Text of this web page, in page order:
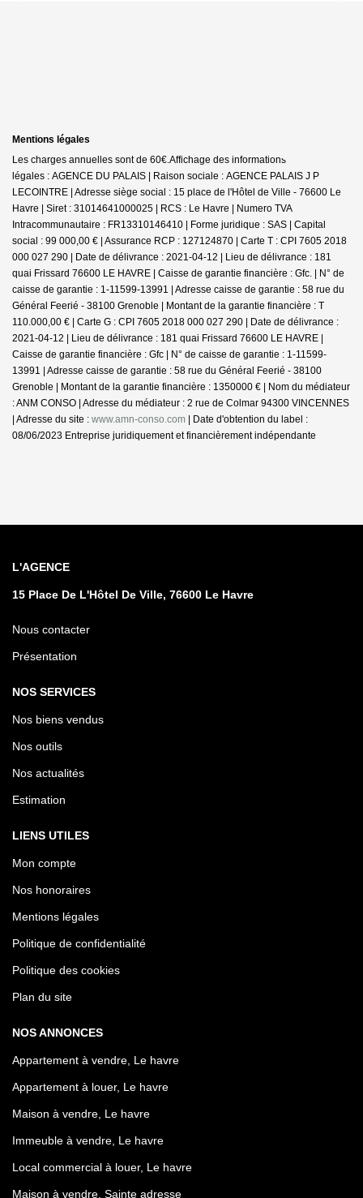
Mentions légales
Les charges annuelles sont de 60€.Affichage des informations
légales : AGENCE DU PALAIS | Raison sociale : AGENCE PALAIS J P
LECOINTRE | Adresse siège social : 15 place de l'Hôtel de Ville - 76600 Le
Havre | Siret : 31014641000025 | RCS : Le Havre | Numero TVA
Intracommunautaire : FR13310146410 | Forme juridique : SAS | Capital
social : 99 000,00 € | Assurance RCP : 127124870 | Carte T : CPI 7605 2018
000 027 290 | Date de délivrance : 2021-04-12 | Lieu de délivrance : 181
quai Frissard 76600 LE HAVRE | Caisse de garantie financière : Gfc. | N° de
caisse de garantie : 1-11599-13991 | Adresse caisse de garantie : 58 rue du
Général Feerié - 38100 Grenoble | Montant de la garantie financière : T
110.000,00 € | Carte G : CPI 7605 2018 000 027 290 | Date de délivrance :
2021-04-12 | Lieu de délivrance : 181 quai Frissard 76600 LE HAVRE |
Caisse de garantie financière : Gfc | N° de caisse de garantie : 1-11599-
13991 | Adresse caisse de garantie : 58 rue du Général Feerié - 38100
Grenoble | Montant de la garantie financière : 1350000 € | Nom du médiateur
: ANM CONSO | Adresse du médiateur : 2 rue de Colmar 94300 VINCENNES
| Adresse du site : www.amn-conso.com | Date d'obtention du label :
08/06/2023 Entreprise juridiquement et financièrement indépendante
L'AGENCE
15 Place De L'Hôtel De Ville, 76600 Le Havre
Nous contacter
Présentation
NOS SERVICES
Nos biens vendus
Nos outils
Nos actualités
Estimation
LIENS UTILES
Mon compte
Nos honoraires
Mentions légales
Politique de confidentialité
Politique des cookies
Plan du site
NOS ANNONCES
Appartement à vendre, Le havre
Appartement à louer, Le havre
Maison à vendre, Le havre
Immeuble à vendre, Le havre
Local commercial à louer, Le havre
Maison à vendre, Sainte adresse